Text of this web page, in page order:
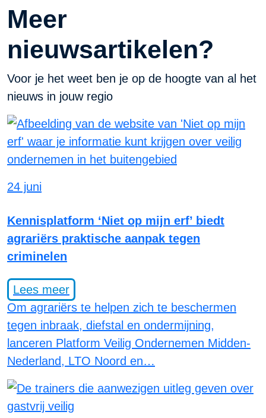
Meer
nieuwsartikelen?
Voor je het weet ben je op de hoogte van al het
nieuws in jouw regio
24 juni
Kennisplatform ‘Niet op mijn erf’ biedt
agrariërs praktische aanpak tegen
criminelen
Lees meer
Om agrariërs te helpen zich te beschermen
tegen inbraak, diefstal en ondermijning,
lanceren Platform Veilig Ondernemen Midden-
Nederland, LTO Noord en…